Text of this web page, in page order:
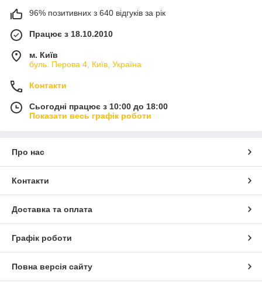
96% позитивних з 640 відгуків за рік
Працює з 18.10.2010
м. Київ
буль. Перова 4, Київ, Україна
Контакти
Сьогодні працює з 10:00 до 18:00
Показати весь графік роботи
Про нас
Контакти
Доставка та оплата
Графік роботи
Повна версія сайту